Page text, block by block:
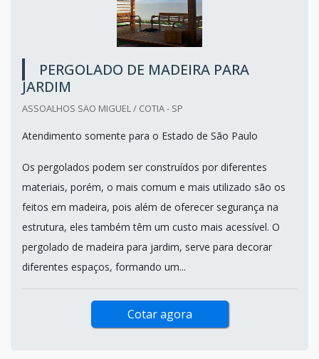
PERGOLADO DE MADEIRA PARA
JARDIM
ASSOALHOS SAO MIGUEL / COTIA - SP
Atendimento somente para o Estado de São Paulo
Os pergolados podem ser construídos por diferentes
materiais, porém, o mais comum e mais utilizado são os
feitos em madeira, pois além de oferecer segurança na
estrutura, eles também têm um custo mais acessível. O
pergolado de madeira para jardim, serve para decorar
diferentes espaços, formando um...
Cotar agora